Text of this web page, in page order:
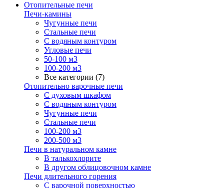
Отопительные печи
Печи-камины
Чугунные печи
Стальные печи
С водяным контуром
Угловые печи
50-100 м3
100-200 м3
Все категории (7)
Отопительно варочные печи
С духовым шкафом
С водяным контуром
Чугунные печи
Стальные печи
100-200 м3
200-500 м3
Печи в натуральном камне
В талькохлорите
В другом облицовочном камне
Печи длительного горения
С варочной поверхностью